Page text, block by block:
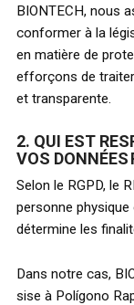
BIONTECH, nous
conformer à la
en matière de
efforçons de
et transparente.
2. QUI EST
VOS DONNÉES
Selon le RGPD, le
personne
détermine les
Dans notre cas,
sise à Polígono